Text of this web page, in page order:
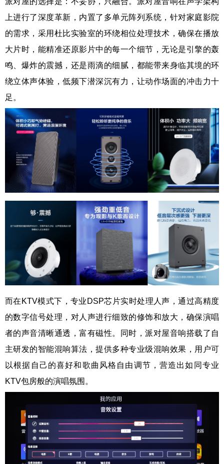
上进行了深度革新，内置了多单元阵列系统，针对家庭影院
的需求，采用杜比实验室的环绕相位处理技术，确保在播放
大片时，能精准还原影片中的每一个细节，无论是引擎的轰
鸣、爆炸的震撼，还是雨滴的细腻，都能带来身临其境的环
绕立体声体验，低频下潜深沉有力，让动作场面的冲击力十
足。
而在KTV模式下，专业DSP芯片实时处理人声，通过高精度
的数字信号处理，对人声进行细致的修饰和放大，确保演唱
者的声音清晰通透，富有磁性。同时，派对屋音响搭载了自
主研发的智能混响算法，提供多种专业级混响效果，用户可
以根据自己的喜好和歌曲风格自由调节，营造出如同专业
KTV包房般的演唱氛围。